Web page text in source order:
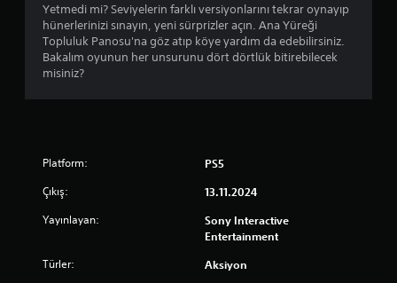
Yetmedi mi? Seviyelerin farklı versiyonlarını tekrar oynayıp
hünerlerinizi sınayın, yeni sürprizler açın. Ana Yüreği
Topluluk Panosu'na göz atıp köye yardım da edebilirsiniz.
Bakalım oyunun her unsurunu dört dörtlük bitirebilecek
misiniz?
Platform: PS5
Çıkış: 13.11.2024
Yayınlayan:
Sony Interactive
Entertainment
Türler: Aksiyon